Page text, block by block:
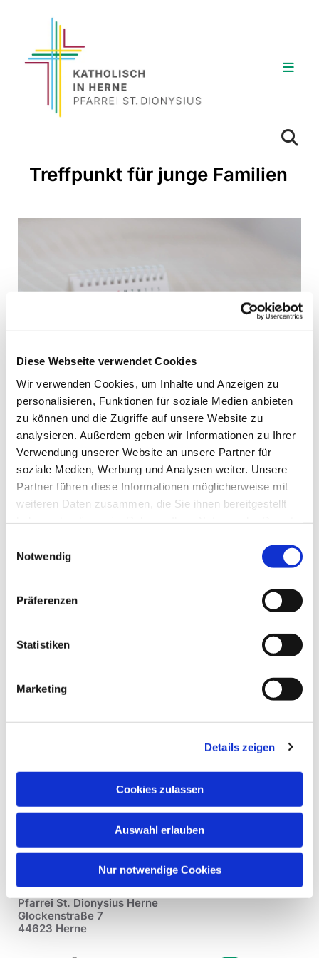
Diese Webseite verwendet Cookies
Wir verwenden Cookies, um Inhalte und Anzeigen zu
personalisieren, Funktionen für soziale Medien anbieten
zu können und die Zugriffe auf unsere Website zu
analysieren. Außerdem geben wir Informationen zu Ihrer
Verwendung unserer Website an unsere Partner für
soziale Medien, Werbung und Analysen weiter. Unsere
Partner führen diese Informationen möglicherweise mit
weiteren Daten zusammen, die Sie ihnen bereitgestellt
Notwendig
Präferenzen
Statistiken
Marketing
Details zeigen
Cookies zulassen
Auswahl erlauben
Nur notwendige Cookies
Treffpunkt für junge Familien
Donnerstag, 14. Oktober 2027,
09:00 Uhr
Gemeindehaus St. Marien,
Bismarckstr. 74b, 44629 Herne
Pfarrei St. Dionysius Herne
Glockenstraße 7
44623 Herne